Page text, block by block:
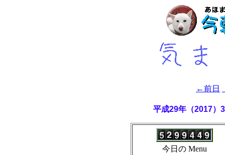
←前日
平成29年（2017
今日の Menu